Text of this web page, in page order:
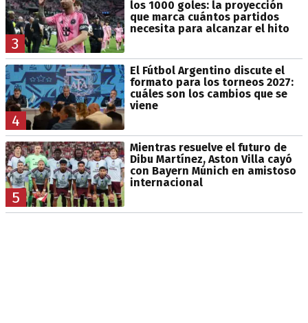
3
los 1000 goles: la proyección
que marca cuántos partidos
necesita para alcanzar el hito
4
El Fútbol Argentino discute el
formato para los torneos 2027:
cuáles son los cambios que se
viene
5
Mientras resuelve el futuro de
Dibu Martínez, Aston Villa cayó
con Bayern Múnich en amistoso
internacional